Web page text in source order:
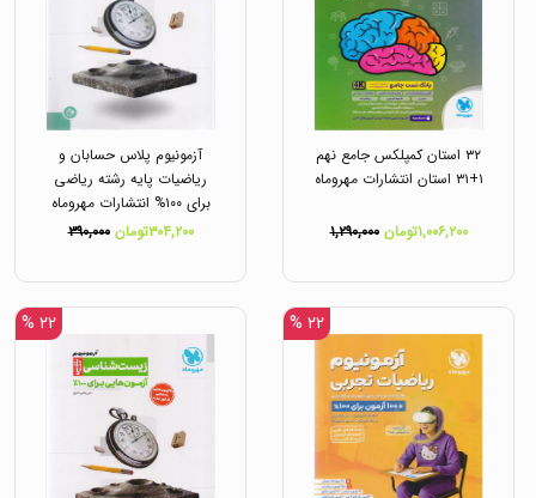
۳۲ استان کمپلکس جامع نهم
۱+۳۱ استان انتشارات مهروماه
۱,۰۰۶,۲۰۰تومان ۱,۲۹۰,۰۰۰
آزمونیوم پلاس حسابان و
ریاضیات پایه رشته ریاضی
برای ۱۰۰% انتشارات مهروماه
۳۰۴,۲۰۰تومان
۳۹۰,۰۰۰
۲۲ % ۲۲ %